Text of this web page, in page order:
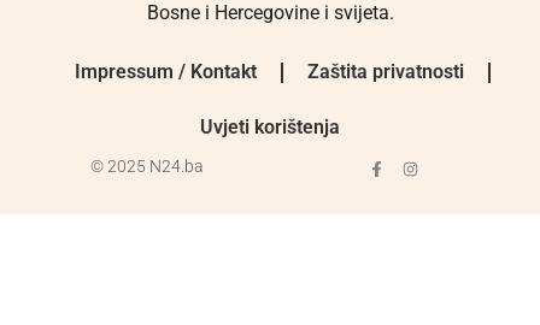
Bosne i Hercegovine i svijeta.
Impressum / Kontakt Zaštita privatnosti
Uvjeti korištenja
© 2025 N24.ba